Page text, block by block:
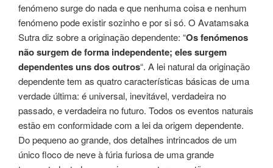
fenómeno surge do nada e que nenhuma coisa e nenhum
fenómeno pode existir sozinho e por si só. O Avatamsaka
Sutra diz sobre a originação dependente: “Os fenómenos
não surgem de forma independente; eles surgem
dependentes uns dos outros“. A lei natural da originação
dependente tem as quatro características básicas de uma
verdade última: é universal, inevitável, verdadeira no
passado, e verdadeira no futuro. Todos os eventos naturais
estão em conformidade com a lei da origem dependente.
Do pequeno ao grande, dos detalhes intrincados de um
único floco de neve à fúria furiosa de uma grande